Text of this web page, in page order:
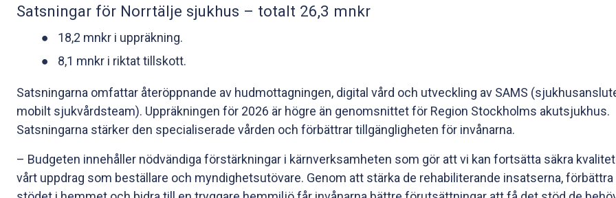
Satsningar för Norrtälje sjukhus – totalt 26,3 mnkr
18,2 mnkr i uppräkning.
8,1 mnkr i riktat tillskott.
Satsningarna omfattar återöppnande av hudmottagningen, digital vård och utveckling av SAMS
mobilt sjukvårdsteam). Uppräkningen för 2026 är högre än genomsnittet för Region Stockholms akutsjukhus.
Satsningarna stärker den specialiserade vården och förbättrar tillgängligheten för invånarna.
– Budgeten innehåller nödvändiga förstärkningar i kärnverksamheten som gör att vi kan fortsätta säkra
vårt uppdrag som beställare och myndighetsutövare. Genom att stärka de rehabiliterande insatserna, förbättra